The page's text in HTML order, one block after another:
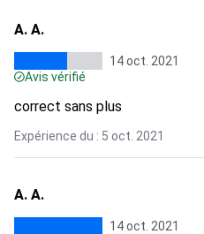
A. A.
14 oct. 2021
Avis vérifié
correct sans plus
Expérience du : 5 oct. 2021
A. A.
14 oct. 2021